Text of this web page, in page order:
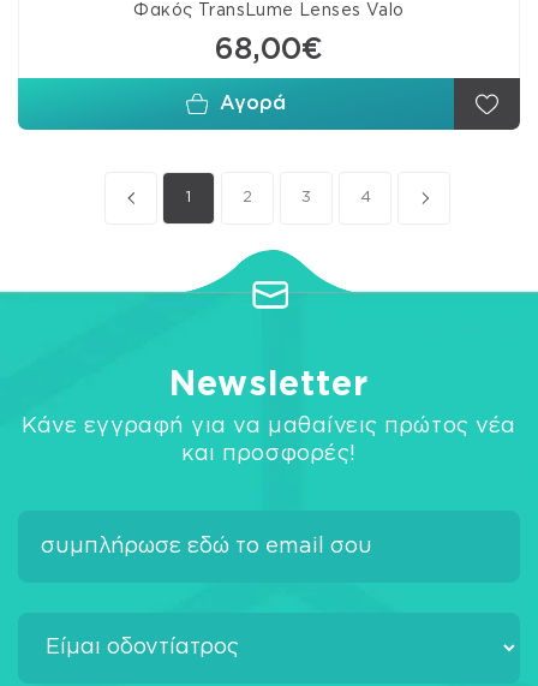
Φακός TransLume Lenses Valo
68,00€
Αγορά
1 2 3 4
Newsletter
Κάνε εγγραφή για να μαθαίνεις πρώτος νέα
και προσφορές!